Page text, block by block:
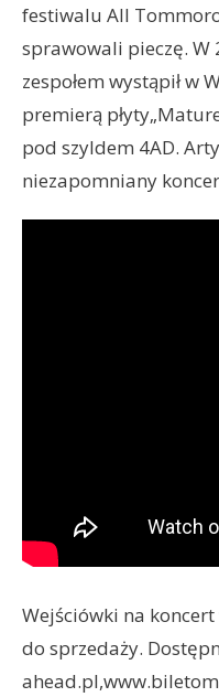
festiwalu All
sprawowali pieczę. W
zespołem wystąpił w
premierą
pod szyldem 4AD.
niezapomniany
Wejściówki na
do sprzedaży.